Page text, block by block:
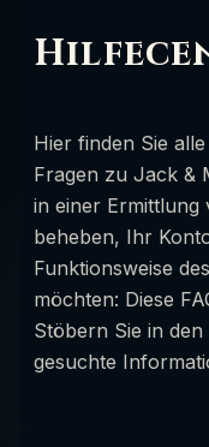
Hier finden Sie
Fragen zu Jack &
in einer Ermittlung
beheben, Ihr
Funktionsweise
möchten: Diese
Stöbern Sie in
gesuchte